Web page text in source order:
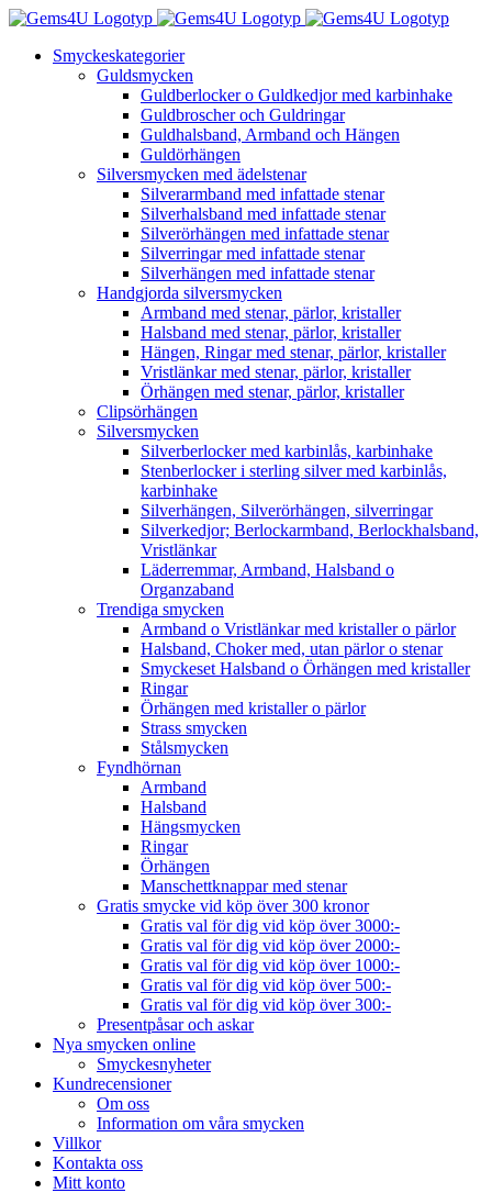
Fortsätt
innehålletSmyckeskategorier
Guldsmycken
Guldberlocker o Guldkedjor med karbinhake
Guldbroscher och Guldringar
Guldhalsband, Armband och Hängen
Guldörhängen
Silversmycken med ädelstenar
Silverarmband med infattade stenar
Silverhalsband med infattade stenar
Silverörhängen med infattade stenar
Silverringar med infattade stenar
Silverhängen med infattade stenar
Handgjorda silversmycken
Armband med stenar, pärlor, kristaller
Halsband med stenar, pärlor, kristaller
Hängen, Ringar med stenar, pärlor, kristaller
Vristlänkar med stenar, pärlor, kristaller
Örhängen med stenar, pärlor, kristaller
Clipsörhängen
Silversmycken
Silverberlocker med karbinlås, karbinhake
Stenberlocker i sterling silver med karbinlås,
karbinhake
Silverhängen, Silverörhängen, silverringar
Silverkedjor; Berlockarmband, Berlockhalsband,
Vristlänkar
Läderremmar, Armband, Halsband o
Organzaband
Trendiga smycken
Armband o Vristlänkar med kristaller o pärlor
Halsband, Choker med, utan pärlor o stenar
Smyckeset Halsband o Örhängen med kristaller
Ringar
Örhängen med kristaller o pärlor
Strass smycken
Stålsmycken
Fyndhörnan
Armband
Halsband
Hängsmycken
Ringar
Örhängen
Manschettknappar med stenar
Gratis smycke vid köp över 300 kronor
Gratis val för dig vid köp över 3000:-
Gratis val för dig vid köp över 2000:-
Gratis val för dig vid köp över 1000:-
Gratis val för dig vid köp över 500:-
Gratis val för dig vid köp över 300:-
Presentpåsar och askar
Nya smycken online
Smyckesnyheter
Kundrecensioner
Om oss
Information om våra smycken
Villkor
Kontakta oss
Mitt konto